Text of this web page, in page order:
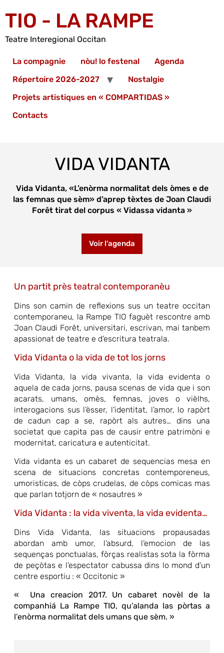
TIO - LA RAMPE
Teatre Interegional Occitan
La compagnie nòu! lo festenal
Agenda
Répertoire 2026-2027
Nostalgie
Projets artistiques en « COMPARTIDAS »
Contacts
VIDA VIDANTA
Vida Vidanta, «L’enòrma normalitat dels òmes e de
las femnas que sèm» d’aprep tèxtes de Joan Claudi
Forêt tirat del corpus « Vidassa vidanta »
Voir l'agenda
Un partit près teatral contemporanèu
Dins son camin de reflexions sus un teatre occitan
contemporaneu, la Rampe TIO faguèt rescontre amb
Joan Claudi Forêt, universitari, escrivan, mai tanbem
apassionat de teatre e d’escritura teatrala.
Vida Vidanta o la vida de tot los jorns
Vida Vidanta, la vida vivanta, la vida evidenta o
aquela de cada jorns, pausa scenas de vida que i son
acarats, umans, omès, femnas, joves o vièlhs,
interogacions sus l’èsser, l’identitat, l’amor, lo rapòrt
de cadun cap a se, rapòrt als autres… dins una
societat que capita pas de causir entre patrimòni e
modernitat, caricatura e autenticitat.
Vida vidanta es un cabaret de sequencias mesa en
scena de situacions concretas contemporeneus,
umoristicas, de còps crudelas, de còps comicas mas
que parlan totjorn de « nosautres »
Vida Vidanta : la vida viventa, la vida evidenta…
Dins Vida Vidanta, las situacions propausadas
abordan amb umor, l’absurd, l’emocion de las
sequenças ponctualas, fòrças realistas sota la fòrma
de peçòtas e l’espectator cabussa dins lo mond d’un
centre esportiu : « Occitonic »
« Una creacion 2017. Un cabaret novèl de la
companhiá La Rampe TIO, qu’alanda las pòrtas a
l’enòrma normalitat dels umans que sèm. »